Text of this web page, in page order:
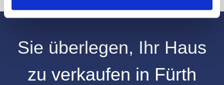
Sie überlegen, Ihr Haus
zu verkaufen in Fürth